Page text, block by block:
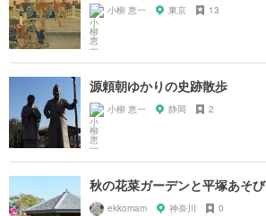
小柳 恵一 東京 13
源頼朝ゆかりの史跡散歩
小柳 恵一 静岡 2
秋の花菜ガーデンと平塚あそび
ekkomam 神奈川 0